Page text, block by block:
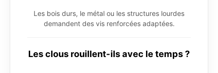
Les bois durs, le métal ou les structures lourdes
demandent des vis renforcées adaptées.
Les clous rouillent-ils avec le temps ?